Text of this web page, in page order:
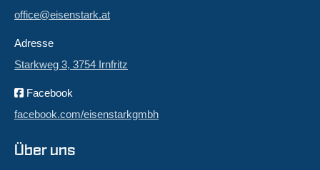
office@eisenstark.at
Adresse
Starkweg 3, 3754 Irnfritz
Facebook
facebook.com/eisenstarkgmbh
Über uns